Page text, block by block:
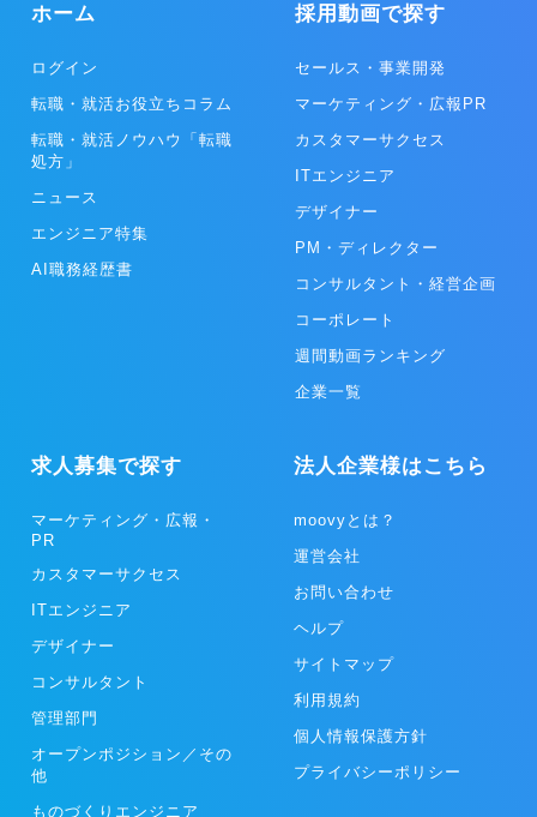
ホーム
ログイン
転職・就活お役立ちコラム
転職・就活ノウハウ「転職
処方」
ニュース
エンジニア特集
AI職務経歴書
採用動画で探す
セールス・事業開発
マーケティング・広報PR
カスタマーサクセス
ITエンジニア
デザイナー
PM・ディレクター
コンサルタント・経営企画
コーポレート
週間動画ランキング
企業一覧
求人募集で探す
マーケティング・広報・
PR
カスタマーサクセス
ITエンジニア
デザイナー
コンサルタント
管理部門
オープンポジション／その
他
ものづくりエンジニア
法人企業様はこちら
moovyとは？
運営会社
お問い合わせ
ヘルプ
サイトマップ
利用規約
個人情報保護方針
プライバシーポリシー